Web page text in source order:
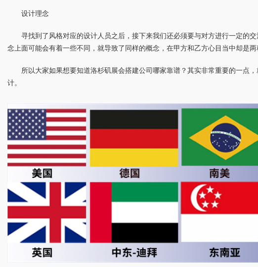
设计理念
寻找到了风格对应的设计人员之后，接下来我们还必须要与对方进行一定的
念上面可能会有着一些不同，就导致了同样的概念，在甲方和乙方心目当中却是两
所以大家如果想要知道洛杉矶展会搭建公司哪家靠谱？其实非常重要的一点
计。